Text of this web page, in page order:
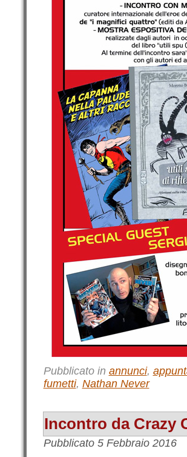
Pubblicato in annunci,
fumetti, Nathan Never
Incontro da Crazy
Pubblicato 5 Febbraio 2016